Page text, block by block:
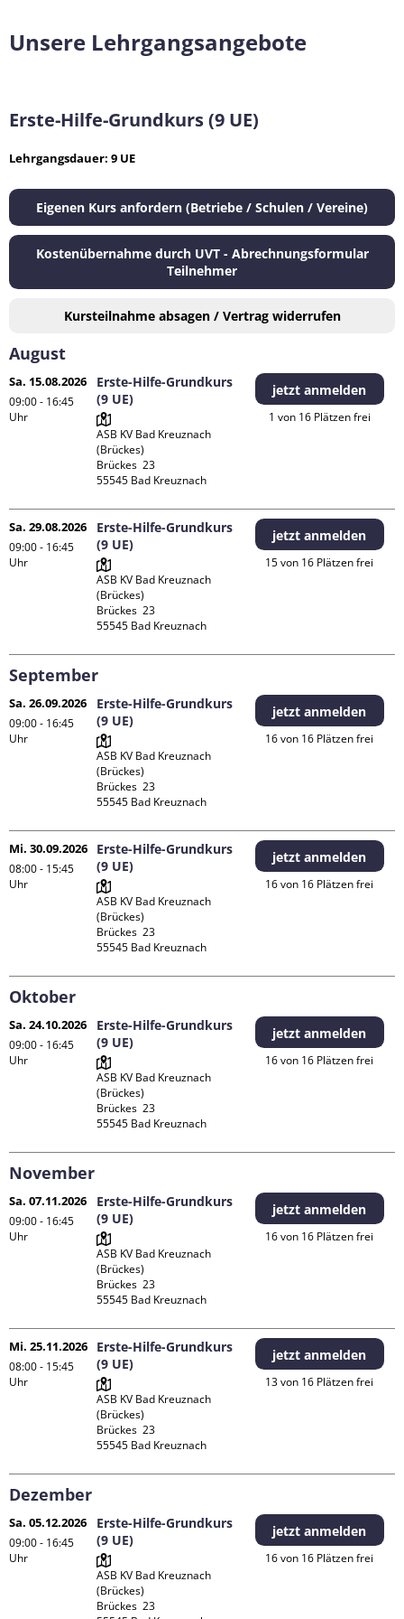
Unsere Lehrgangsangebote
Erste-Hilfe-Grundkurs (9 UE)
Lehrgangsdauer: 9 UE
Eigenen Kurs anfordern (Betriebe / Schulen / Vereine)
Kostenübernahme durch UVT - Abrechnungsformular
Teilnehmer
Kursteilnahme absagen / Vertrag widerrufen
August
Sa. 15.08.2026
09:00 - 16:45
Uhr
Erste-Hilfe-Grundkurs
(9 UE)
ASB KV Bad Kreuznach
(Brückes)
Brückes  23
jetzt anmelden
1 von 16 Plätzen frei
Sa. 29.08.2026
09:00 - 16:45
Uhr
Erste-Hilfe-Grundkurs
(9 UE)
ASB KV Bad Kreuznach
(Brückes)
Brückes  23
jetzt anmelden
15 von 16 Plätzen frei
September
Sa. 26.09.2026
09:00 - 16:45
Uhr
Erste-Hilfe-Grundkurs
(9 UE)
ASB KV Bad Kreuznach
(Brückes)
Brückes  23
jetzt anmelden
16 von 16 Plätzen frei
Mi. 30.09.2026
08:00 - 15:45
Uhr
Erste-Hilfe-Grundkurs
(9 UE)
ASB KV Bad Kreuznach
(Brückes)
Brückes  23
jetzt anmelden
16 von 16 Plätzen frei
Oktober
Sa. 24.10.2026
09:00 - 16:45
Uhr
Erste-Hilfe-Grundkurs
(9 UE)
ASB KV Bad Kreuznach
(Brückes)
Brückes  23
jetzt anmelden
16 von 16 Plätzen frei
November
Sa. 07.11.2026
09:00 - 16:45
Uhr
Erste-Hilfe-Grundkurs
(9 UE)
ASB KV Bad Kreuznach
(Brückes)
Brückes  23
jetzt anmelden
16 von 16 Plätzen frei
Mi. 25.11.2026
08:00 - 15:45
Uhr
Erste-Hilfe-Grundkurs
(9 UE)
ASB KV Bad Kreuznach
(Brückes)
Brückes  23
jetzt anmelden
13 von 16 Plätzen frei
Dezember
Sa. 05.12.2026
09:00 - 16:45
Uhr
Erste-Hilfe-Grundkurs
(9 UE)
ASB KV Bad Kreuznach
(Brückes)
Brückes  23
jetzt anmelden
16 von 16 Plätzen frei